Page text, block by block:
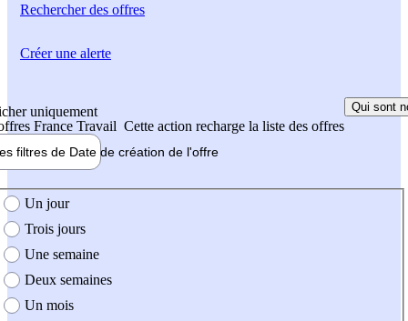
Rechercherdes offres
uniquement
France Travail Cette action recharge la liste des offres
Qui sont
filtres de Date de création de l'offre
création de l'offre
Un jour
Trois jours
Une semaine
Deux semaines
Un mois
Créer une alerte